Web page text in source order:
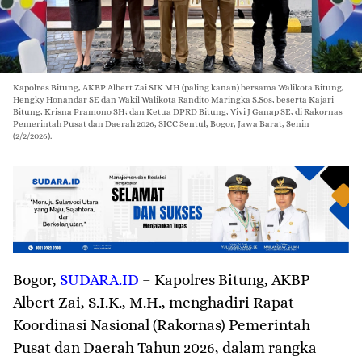
Kapolres Bitung, AKBP Albert Zai SIK MH (paling kanan) bersama Walikota Bitung,
Hengky Honandar SE dan Wakil Walikota Randito Maringka S.Sos, beserta Kajari
Bitung, Krisna Pramono SH; dan Ketua DPRD Bitung, Vivi J Ganap SE, di Rakornas
Pemerintah Pusat dan Daerah 2026, SICC Sentul, Bogor, Jawa Barat, Senin
(2/2/2026).
Bogor, SUDARA.ID – Kapolres Bitung, AKBP
Albert Zai, S.I.K., M.H., menghadiri Rapat
Koordinasi Nasional (Rakornas) Pemerintah
Pusat dan Daerah Tahun 2026, dalam rangka